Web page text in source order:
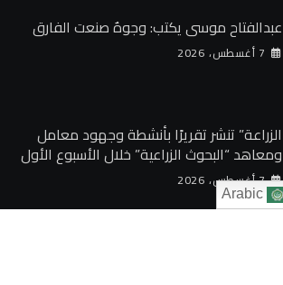
عبدالفتاح موسى يكتب: وجوهٌ صنعت الفارق
7 أغسطس، 2026
الزراعة” تنشر تقريرًا بأنشطة وجهود معامل
ومعاهد “البحوث الزراعية” خلال الأسبوع الأول
من أغسطس 2026
7 أغسطس، 2026